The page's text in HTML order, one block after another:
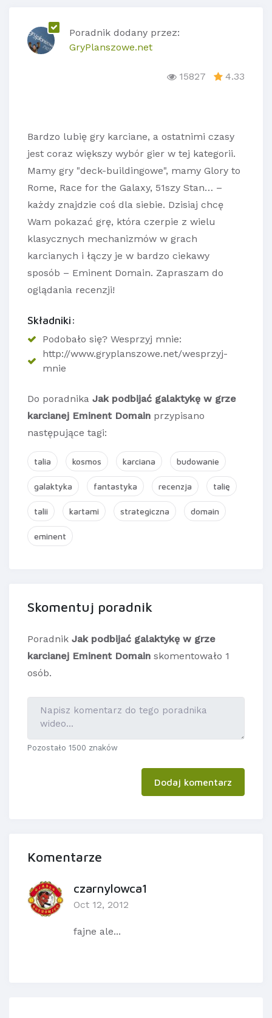
Poradnik dodany przez:
GryPlanszowe.net
15827 4.33
Bardzo lubię gry karciane, a ostatnimi czasy
jest coraz większy wybór gier w tej kategorii.
Mamy gry "deck-buildingowe", mamy Glory to
Rome, Race for the Galaxy, 51szy Stan… –
każdy znajdzie coś dla siebie. Dzisiaj chcę
Wam pokazać grę, która czerpie z wielu
klasycznych mechanizmów w grach
karcianych i łączy je w bardzo ciekawy
sposób – Eminent Domain. Zapraszam do
oglądania recenzji!
Składniki:
Podobało się? Wesprzyj mnie:
http://www.gryplanszowe.net/wesprzyj-
mnie
Do poradnika Jak podbijać galaktykę w grze
karcianej Eminent Domain przypisano
następujące tagi:
talia kosmos karciana budowanie
galaktyka fantastyka recenzja talię
talii kartami strategiczna domain
eminent
Skomentuj poradnik
Poradnik Jak podbijać galaktykę w grze
karcianej Eminent Domain skomentowało 1
osób.
Pozostało 1500 znaków
Dodaj komentarz
Komentarze
czarnylowca1
Oct 12, 2012
fajne ale...